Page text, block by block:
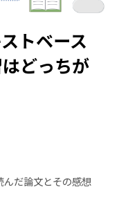
トベース
どっちが
んだ論文とその感想